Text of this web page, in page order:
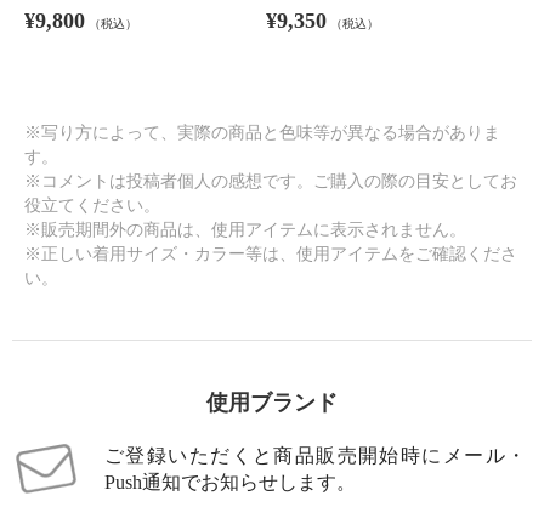
¥9,800 （税込） ¥9,350 （税込）
※写り方によって、実際の商品と色味等が異なる場合がありま
す。
※コメントは投稿者個人の感想です。ご購入の際の目安としてお
役立てください。
※販売期間外の商品は、使用アイテムに表示されません。
※正しい着用サイズ・カラー等は、使用アイテムをご確認くださ
い。
使用ブランド
ご登録いただくと商品販売開始時にメール・
Push通知でお知らせします。